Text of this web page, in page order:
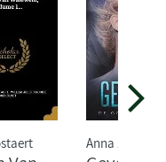
Anna Zaires